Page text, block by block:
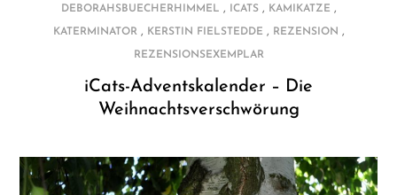
DEBORAHSBUECHERHIMMEL , ICATS, KAMIKATZE ,
KATERMINATOR, KERSTIN FIELSTEDDE , REZENSION ,
REZENSIONSEXEMPLAR
iCats-Adventskalender – Die
Weihnachtsverschwörung